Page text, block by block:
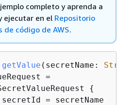
completo y aprenda a
ejecutar en el Repositorio
de código de AWS.
getValue (secretName: String
=
{
= secretName